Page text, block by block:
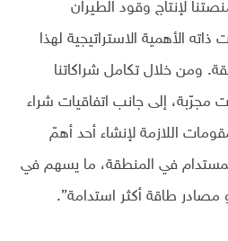
لإنتاج وقود الطيران
الأهمية الاستراتيجية لهذا
ومن خلال تكامل شراكاتنا
مجرّبة، إلى جانب اتفاقيات شراء
اللازمة لإنشاء أحد أهمّ
في المنطقة، ما يسهم في
طاقة أكثر استدامة”.